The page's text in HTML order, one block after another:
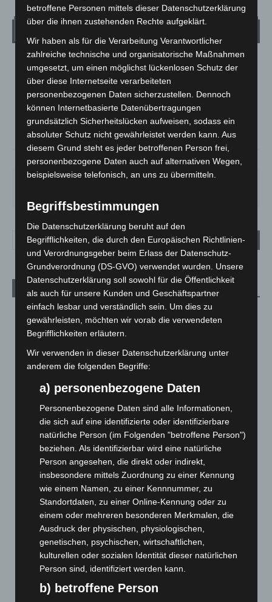
LANGENHAGEN
Bedeckt
14.8°C 15°
13.8°
75% 2.9m/s 90%
SO.
Aktuelle Beiträge
Kunst trifft Weingenuss: Barbara-Susann Mehring zeigt ihre
Werke im Jacques’ Wein-Depot Isernhagen
8. August 2026
A2: Zweite Turbobaustelle startet zwischen Hannover-West
8. August 2026
Niedersachsen: Feuerwehrkräfte kehren nach
Waldbrandeinsatz aus Spanien zurück
7. August 2026
Hannover: Erste Tigermücken-Population in Niedersachsen
entdeckt
7. August 2026
Brand im „Haus der Begegnung“ in Neuwarmbüchen schnell
eingedämmt
6. August 2026
Region Hannover: 21 neue Notfallsanitäter starten beim
5. August 2026
betroffene Personen mittels dieser Datenschutzerklärung
über die ihnen zustehenden Rechte aufgeklärt.
Wir haben als für die Verarbeitung Verantwortlicher
zahlreiche technische und organisatorische Maßnahmen
umgesetzt, um einen möglichst lückenlosen Schutz der
über diese Internetseite verarbeiteten
personenbezogenen Daten sicherzustellen. Dennoch
können Internetbasierte Datenübertragungen
grundsätzlich Sicherheitslücken aufweisen, sodass ein
absoluter Schutz nicht gewährleistet werden kann. Aus
diesem Grund steht es jeder betroffenen Person frei,
personenbezogene Daten auch auf alternativen Wegen,
beispielsweise telefonisch, an uns zu übermitteln.
Begriffsbestimmungen
Die Datenschutzerklärung beruht auf den
Begrifflichkeiten, die durch den Europäischen Richtlinien-
und Verordnungsgeber beim Erlass der Datenschutz-
Grundverordnung (DS-GVO) verwendet wurden. Unsere
Datenschutzerklärung soll sowohl für die Öffentlichkeit
als auch für unsere Kunden und Geschäftspartner
einfach lesbar und verständlich sein. Um dies zu
gewährleisten, möchten wir vorab die verwendeten
Begrifflichkeiten erläutern.
Wir verwenden in dieser Datenschutzerklärung unter
anderem die folgenden Begriffe:
a) personenbezogene Daten
Personenbezogene Daten sind alle Informationen,
die sich auf eine identifizierte oder identifizierbare
natürliche Person (im Folgenden "betroffene Person")
beziehen. Als identifizierbar wird eine natürliche
Person angesehen, die direkt oder indirekt,
insbesondere mittels Zuordnung zu einer Kennung
wie einem Namen, zu einer Kennnummer, zu
Standortdaten, zu einer Online-Kennung oder zu
einem oder mehreren besonderen Merkmalen, die
Ausdruck der physischen, physiologischen,
genetischen, psychischen, wirtschaftlichen,
kulturellen oder sozialen Identität dieser natürlichen
Person sind, identifiziert werden kann.
b) betroffene Person